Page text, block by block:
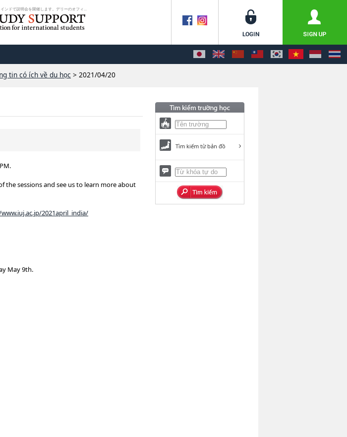
ドで説明会を開催します。デリーのオフィ...
tin có ích về du học > 2021/04/20
the sessions and see us to learn more about
2021april_india/
May 9th.
Tìm kiếm từ bản đồ